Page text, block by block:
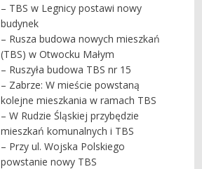
– TBS w Legnicy postawi nowy
budynek
– Rusza budowa nowych mieszkań
(TBS) w Otwocku Małym
– Ruszyła budowa TBS nr 15
– Zabrze: W mieście powstaną
kolejne mieszkania w ramach TBS
– W Rudzie Śląskiej przybędzie
mieszkań komunalnych i TBS
– Przy ul. Wojska Polskiego
powstanie nowy TBS